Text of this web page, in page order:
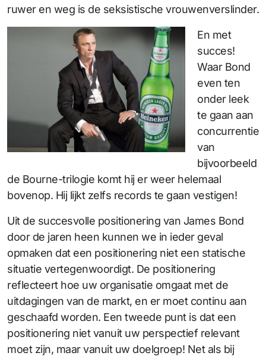
ruwer en weg is de seksistische vrouwenverslinder.
En met
succes!
Waar Bond
even ten
onder leek
te gaan aan
concurrentie
van
bijvoorbeeld
de Bourne-trilogie komt hij er weer helemaal
bovenop. Hij lijkt zelfs records te gaan vestigen!
Uit de succesvolle positionering van James Bond
door de jaren heen kunnen we in ieder geval
opmaken dat een positionering niet een statische
situatie vertegenwoordigt. De positionering
reflecteert hoe uw organisatie omgaat met de
uitdagingen van de markt, en er moet continu aan
geschaafd worden. Een tweede punt is dat een
positionering niet vanuit uw perspectief relevant
moet zijn, maar vanuit uw doelgroep! Net als bij